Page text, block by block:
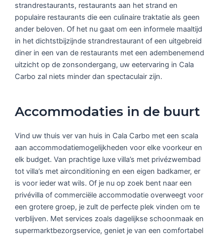
strandrestaurants, restaurants aan het strand en
populaire restaurants die een culinaire traktatie als geen
ander beloven. Of het nu gaat om een informele maaltijd
in het dichtstbijzijnde strandrestaurant of een uitgebreid
diner in een van de restaurants met een adembenemend
uitzicht op de zonsondergang, uw eetervaring in Cala
Carbo zal niets minder dan spectaculair zijn.
Accommodaties in de buurt
Vind uw thuis ver van huis in Cala Carbo met een scala
aan accommodatiemogelijkheden voor elke voorkeur en
elk budget. Van prachtige luxe villa’s met privézwembad
tot villa’s met airconditioning en een eigen badkamer, er
is voor ieder wat wils. Of je nu op zoek bent naar een
privévilla of commerciële accommodatie overweegt voor
een grotere groep, je zult de perfecte plek vinden om te
verblijven. Met services zoals dagelijkse schoonmaak en
supermarktbezorgservice, geniet je van een comfortabel